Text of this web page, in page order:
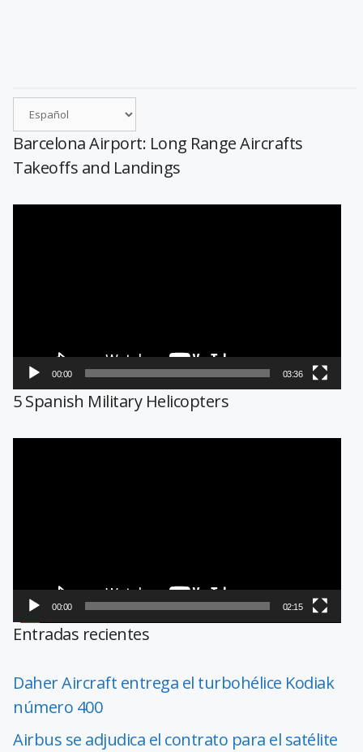
Barcelona Airport: Long Range Aircrafts
Takeoffs and Landings
00:00 03:36
5 Spanish Military Helicopters
00:00 02:15
Entradas recientes
Daher Aircraft entrega el turbohélice Kodiak
número 400
Airbus se adjudica el contrato para el satélite